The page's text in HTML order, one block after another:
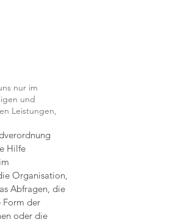
nur im
und
Leistungen,
Hilfe
Organisation,
Abfragen, die
Form der
oder die